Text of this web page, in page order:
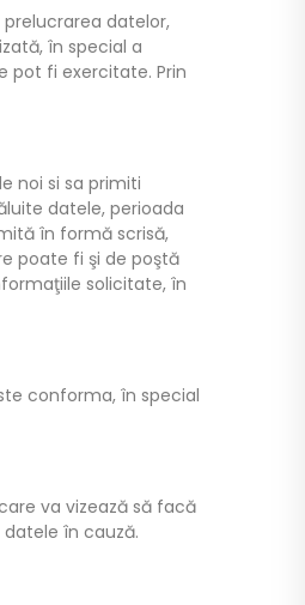
datelor,
în special a
pot fi exercitate. Prin
noi si sa primiti
datele, perioada
în formă scrisă,
poate fi şi de poştă
solicitate, în
conforma, în special
va vizează să facă
în cauză.